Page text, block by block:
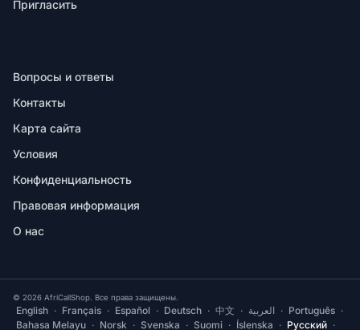
Пригласить
Вопросы и ответы
Контакты
Карта сайта
Условия
Конфиденциальность
Правовая информация
О нас
© 2026 AfriCallShop. Все права защищены.
English · Français · Español · Deutsch · 中文 · العربية · Português ·
Bahasa Melayu · Norsk · Svenska · Suomi · Íslenska · Русский ·